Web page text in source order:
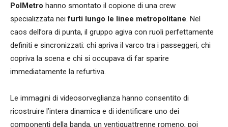
PolMetro hanno smontato il copione di una crew
specializzata neifurti lungo le linee metropolitane. Nel
caos dell’ora di punta, il gruppo agiva con ruoli perfettamente
definiti e sincronizzati: chi apriva il varco tra i passeggeri, chi
copriva la scena e chi si occupava di far sparire
immediatamente la refurtiva.
Le immagini di videosorveglianza hanno consentito di
ricostruire l’intera dinamica e di identificare uno dei
componenti della banda, un ventiquattrenne romeno, poi